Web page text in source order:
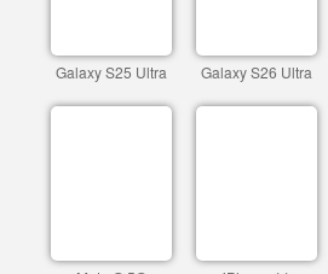
Galaxy S25 Ultra Galaxy S26 Ultra